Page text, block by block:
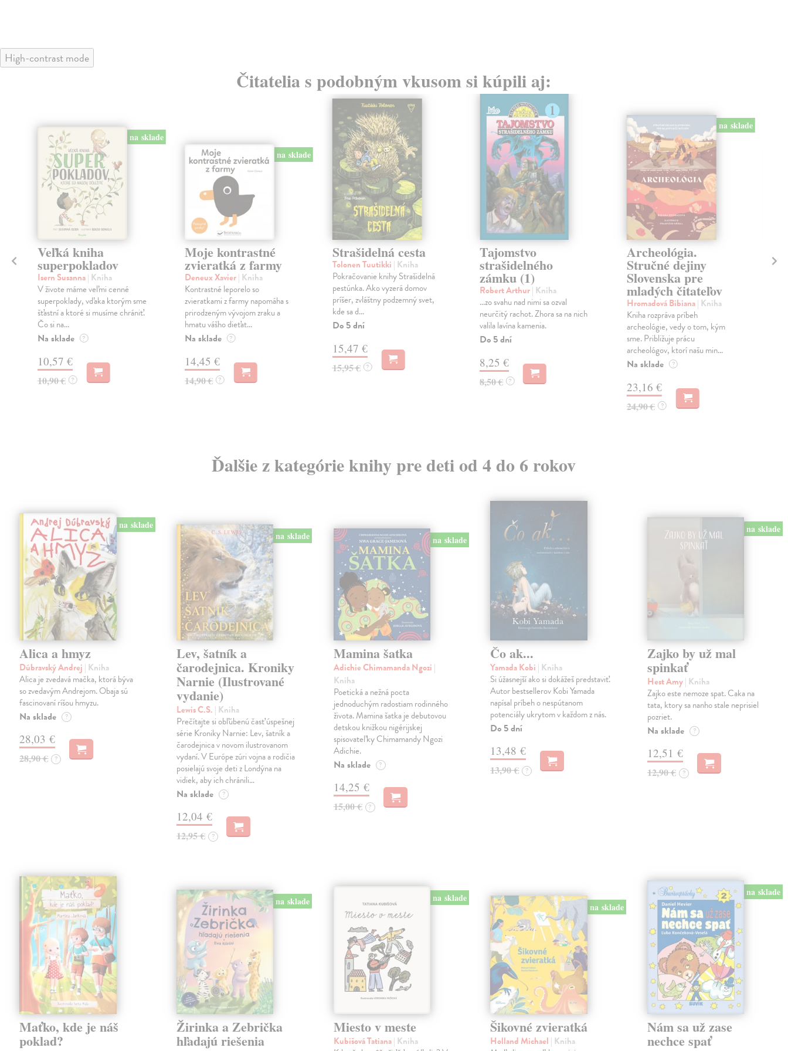
High-contrast mode
Čitatelia s podobným vkusom si kúpili aj:
na sklade
Veľká kniha
superpokladov
Isern Susanna| Kniha
V živote máme veľmi cenné
superpoklady, vďaka ktorým sme
šťastní a ktoré si musíme chrániť.
Čo si na...
Na sklade ?
10,57 €
10,90 € ?
na sklade
Moje kontrastné
zvieratká z farmy
Deneux Xavier| Kniha
Kontrastné leporelo so
zvieratkami z farmy napomáha s
prirodzeným vývojom zraku a
hmatu vášho dieťat...
Na sklade ?
14,45 €
14,90 € ?
Strašidelná cesta
Tolonen Tuutikki | Kniha
Pokračovanie knihy Strašidelná
pestúnka. Ako vyzerá domov
príšer, zvláštny podzemný svet,
kde sa d...
Do 5 dní
15,47 €
15,95 € ?
Tajomstvo
strašidelného
zámku (1)
Robert Arthur| Kniha
...zo svahu nad nimi sa ozval
neurčitý rachot. Zhora sa na nich
valila lavína kamenia.
Do 5 dní
8,25 €
8,50 € ?
na sklade
Archeológia.
Stručné dejiny
Slovenska pre
mladých čitateľov
Hromadová Bibiana| Kniha
Kniha rozpráva príbeh
archeológie, vedy o tom, kým
sme. Približuje prácu
archeológov, ktorí našu min...
Na sklade ?
23,16 €
24,90 € ?
Ďalšie z kategórie knihy pre deti od 4 do 6 rokov
na sklade
Alica a hmyz
Dúbravský Andrej | Kniha
Alica je zvedavá mačka, ktorá býva
so zvedavým Andrejom. Obaja sú
fascinovaní ríšou hmyzu.
Na sklade ?
28,03 €
28,90 € ?
na sklade
Lev, šatník a
čarodejnica. Kroniky
Narnie (Ilustrované
vydanie)
Lewis C.S. | Kniha
Prečítajte si obľúbenú časť úspešnej
série Kroniky Narnie: Lev, šatník a
čarodejnica v novom ilustrovanom
vydaní. V Európe zúri vojna a rodičia
posielajú svoje deti z Londýna na
vidiek, aby ich chránili…
Na sklade ?
12,04 €
12,95 € ?
na sklade
Mamina šatka
Adichie Chimamanda Ngozi |
Kniha
Poetická a nežná pocta
jednoduchým radostiam rodinného
života. Mamina šatka je debutovou
detskou knižkou nigérijskej
spisovateľky Chimamandy Ngozi
Adichie.
Na sklade ?
14,25 €
15,00 € ?
Čo ak...
Yamada Kobi | Kniha
Si úžasnejší ako si dokážeš predstaviť.
Autor bestsellerov Kobi Yamada
napísal príbeh o nespútanom
potenciály ukrytom v každom z nás.
Do 5 dní
13,48 €
13,90 € ?
na sklade
Zajko by už mal
spinkať
Hest Amy| Kniha
Zajko este nemoze spat. Caka na
tata, ktory sa nanho stale neprisiel
pozriet.
Na sklade ?
12,51 €
12,90 € ?
Maťko, kde je náš
poklad?
na sklade
Žirinka a Zebrička
hľadajú riešenia
na sklade
Miesto v meste
Kubišová Tatiana| Kniha
na sklade
Šikovné zvieratká
Holland Michael | Kniha
na sklade
Nám sa už zase
nechce spať